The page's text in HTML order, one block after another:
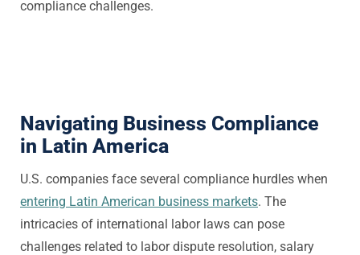
compliance challenges.
Navigating Business Compliance
in Latin America
U.S. companies face several compliance hurdles when
entering Latin American business markets. The
intricacies of international labor laws can pose
challenges related to labor dispute resolution, salary